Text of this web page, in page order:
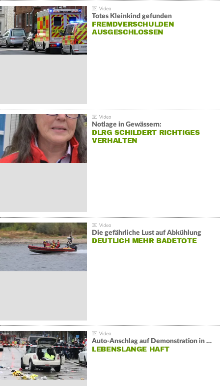
Totes Kleinkind gefunden
FREMDVERSCHULDEN
AUSGESCHLOSSEN
Notlage in Gewässern:
DLRG SCHILDERT RICHTIGES
VERHALTEN
Die gefährliche Lust auf Abkühlung
DEUTLICH MEHR BADETOTE
Auto-Anschlag auf Demonstration in München:
LEBENSLANGE HAFT